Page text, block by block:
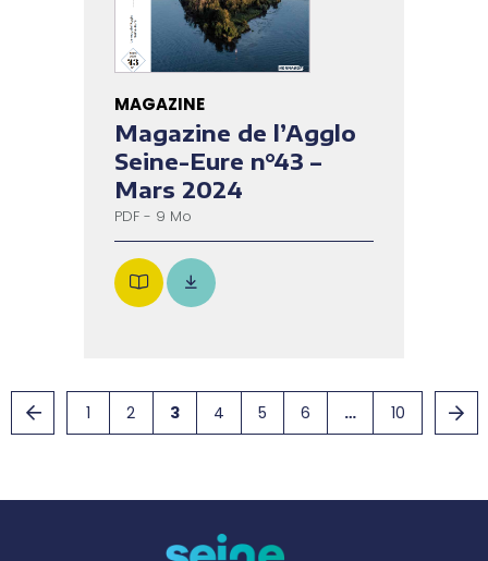
MAGAZINE
Magazine de l’Agglo
Seine-Eure n°43 –
Mars 2024
PDF - 9 Mo
1 2 3 4 5 6 … 10